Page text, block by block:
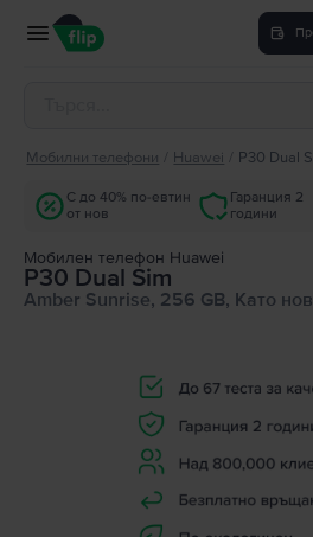
Мобилни телефони Huawei P30 Dual
С до 40% по-евтин
от нов
Гаранция 2
години
Мобилен телефон Huawei
P30 Dual Sim
Amber Sunrise, 256 GB, Като нов